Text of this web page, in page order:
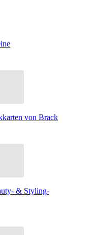
von Brack
& Styling-